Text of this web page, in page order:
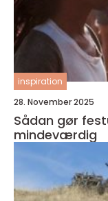
inspiration
28. November 2025
Sådan gør
mindeværdig